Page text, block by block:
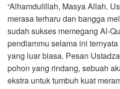
“Alhamdulillah, Masya Allah.
merasa terharu dan bangga
sudah sukses memegang Al-
pendiammu selama ini
yang luar biasa. Pesan
pohon yang rindang, sebuah
ekstra untuk tumbuh kuat